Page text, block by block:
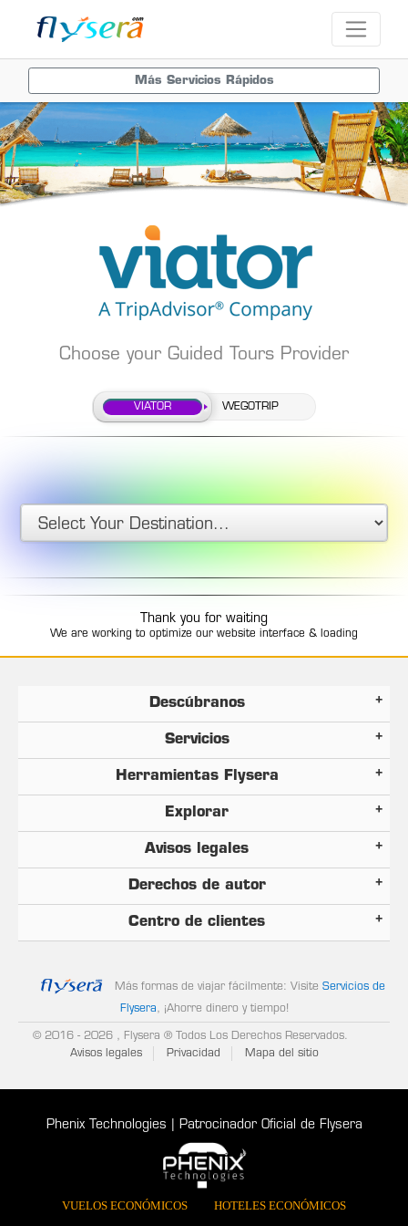
Más Servicios Rápidos
Choose your Guided Tours Provider
WEGOTRIP
VIATOR
VIATOR
Thank you for waiting
We are working to optimize our website interface & loading
Descúbranos
Servicios
Herramientas Flysera
Explorar
Avisos legales
Derechos de autor
Centro de clientes
Más formas de viajar fácilmente: Visite Servicios de
Flysera, ¡Ahorre dinero y tiempo!
© 2016 - 2026 , Flysera ® Todos Los Derechos Reservados.
Avisos legales
Privacidad Mapa del sitio
Phenix Technologies | Patrocinador Oficial de Flysera
VUELOS ECONÓMICOS HOTELES ECONÓMICOS